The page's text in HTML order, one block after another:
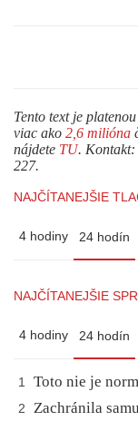
Tento text je
viac ako 2,6 milióna
nájdete TU. Kontakt:
227.
NAJČÍTANEJŠIE
4 hodiny 24 hodín
NAJČÍTANEJŠIE
4 hodiny 24 hodín
1 Toto nie je
2
Zachránila